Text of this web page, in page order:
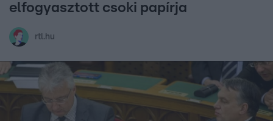
elfogyasztott csoki papírja
rtl.hu